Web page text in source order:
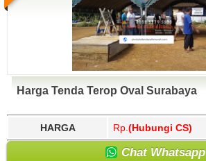
Harga Tenda Terop Oval Surabaya
HARGA Rp. (Hubungi CS)
Chat Whatsapp